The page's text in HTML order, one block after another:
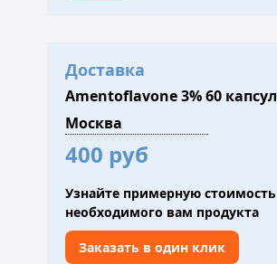
Доставка
Amentoflavone 3% 60 капсул
400 руб
Узнайте примерную стоимость
необходимого вам продукта
Заказать в один клик